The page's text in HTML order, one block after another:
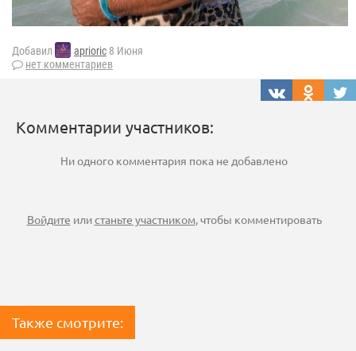
Добавил aprioric 8 Июня
нет комментариев
Комментарии участников:
Ни одного комментария пока не добавлено
Войдите илистаньте участником, чтобы комментировать
Также смотрите: